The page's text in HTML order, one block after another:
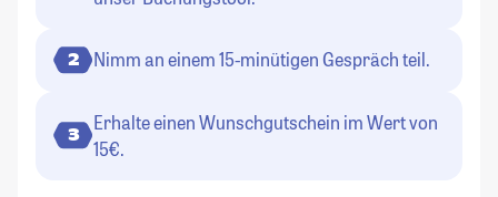
2 Nimm an einem 15-minütigen Gespräch teil.
3
Erhalte einen Wunschgutschein im Wert von
15€.